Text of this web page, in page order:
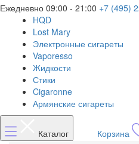
Ежедневно 09:00 - 21:00 +7 (495)
HQD
Lost Mary
Электронные сигареты
Vaporesso
Жидкости
Стики
Cigaronne
Армянские сигареты
Каталог Корзина